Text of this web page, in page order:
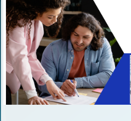
C'è un modo di contribuire alle attività